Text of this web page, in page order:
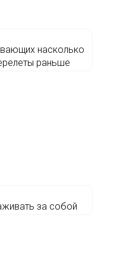
насколько
раньше
за собой